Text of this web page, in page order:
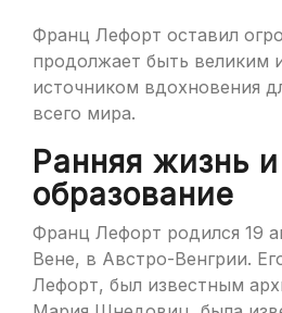
Франц Лефорт оставил
продолжает быть великим
источником вдохновения
всего мира.
Ранняя жизнь и
образование
Франц Лефорт родился 19
Вене, в Австро-Венгрии.
Лефорт, был известным